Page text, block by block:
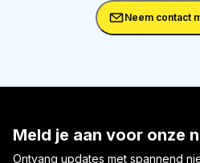
Neem contact
Meld je aan voor onze
Ontvang updates met spannend